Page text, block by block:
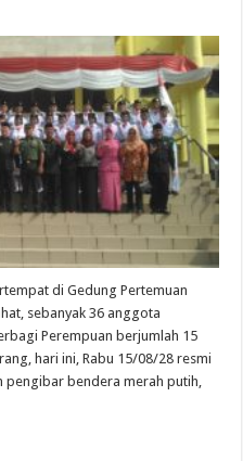
di Gedung Pertemuan
sebanyak 36 anggota
Perempuan berjumlah 15
hari ini, Rabu 15/08/28 resmi
pengibar bendera merah putih,